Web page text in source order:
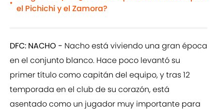
• el Pichichi y el Zamora?
DFC: NACHO - Nacho está viviendo una gran época
en el conjunto blanco. Hace poco levantó su
primer título como capitán del equipo, y tras 12
temporada en el club de su corazón, está
asentado como un jugador muy importante para